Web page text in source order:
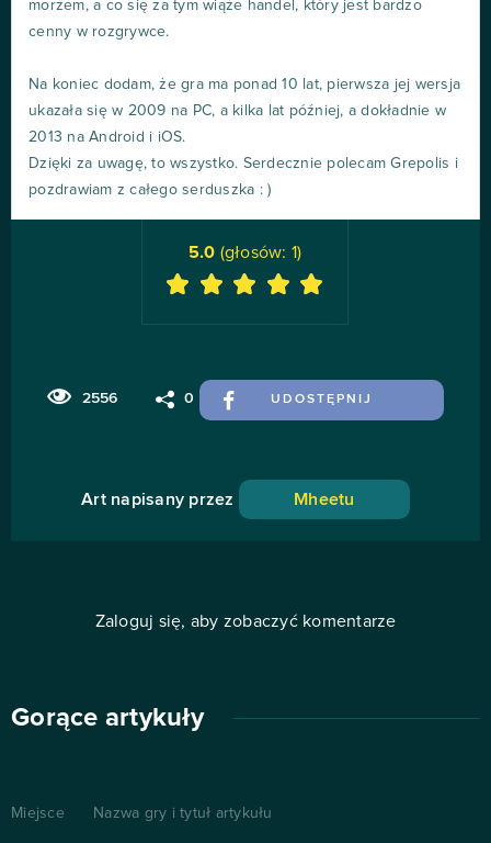
morzem, a co się za tym wiąże handel, który jest bardzo
cenny w rozgrywce.
Na koniec dodam, że gra ma ponad 10 lat, pierwsza jej wersja
ukazała się w 2009 na PC, a kilka lat później, a dokładnie w
2013 na Android i iOS.
Dzięki za uwagę, to wszystko. Serdecznie polecam Grepolis i
pozdrawiam z całego serduszka : )
2556 0 UDOSTĘPNIJ
5.0 (głosów: 1)
Art napisany przez Mheetu
Zaloguj się, aby zobaczyć komentarze
Gorące artykuły
Miejsce Nazwa gry i tytuł artykułu